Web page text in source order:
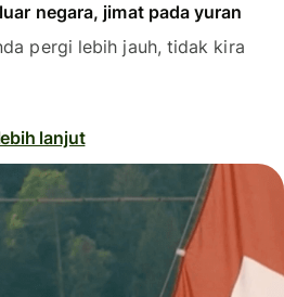
negara, jimat pada yuran
pergi lebih jauh, tidak kira
lanjut